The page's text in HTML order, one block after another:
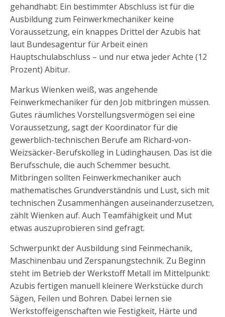
gehandhabt: Ein bestimmter Abschluss ist für die
Ausbildung zum Feinwerkmechaniker keine
Voraussetzung, ein knappes Drittel der Azubis hat
laut Bundesagentur für Arbeit einen
Hauptschulabschluss – und nur etwa jeder Achte (12
Prozent) Abitur.
Markus Wienken weiß, was angehende
Feinwerkmechaniker für den Job mitbringen müssen.
Gutes räumliches Vorstellungsvermögen sei eine
Voraussetzung, sagt der Koordinator für die
gewerblich-technischen Berufe am Richard-von-
Weizsäcker-Berufskolleg in Lüdinghausen. Das ist die
Berufsschule, die auch Schemmer besucht.
Mitbringen sollten Feinwerkmechaniker auch
mathematisches Grundverständnis und Lust, sich mit
technischen Zusammenhängen auseinanderzusetzen,
zählt Wienken auf. Auch Teamfähigkeit und Mut
etwas auszuprobieren sind gefragt.
Schwerpunkt der Ausbildung sind Feinmechanik,
Maschinenbau und Zerspanungstechnik. Zu Beginn
steht im Betrieb der Werkstoff Metall im Mittelpunkt:
Azubis fertigen manuell kleinere Werkstücke durch
Sägen, Feilen und Bohren. Dabei lernen sie
Werkstoffeigenschaften wie Festigkeit, Härte und